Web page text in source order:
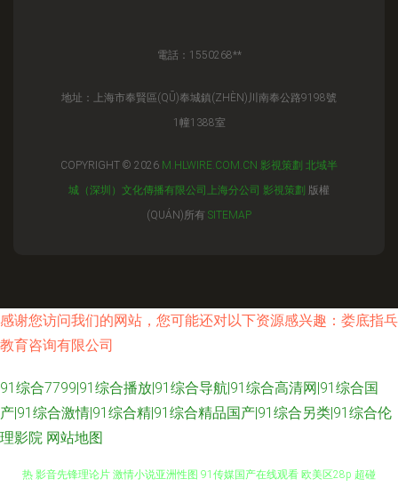
電話：1550268**
地址：上海市奉賢區(QŪ)奉城鎮(ZHÈN)川南奉公路9198號
1幢1388室
COPYRIGHT © 2026 M.HLWIRE.COM.CN 影視策劃 北域半
城（深圳）文化傳播有限公司上海分公司 影視策劃 版權
(QUÁN)所有 SITEMAP
感谢您访问我们的网站，您可能还对以下资源感兴趣：娄底指乓
教育咨询有限公司
91综合7799|91综合播放|91综合导航|91综合高清网|91综合国
产|91综合激情|91综合精|91综合精品国产|91综合另类|91综合伦
理影院 网站地图